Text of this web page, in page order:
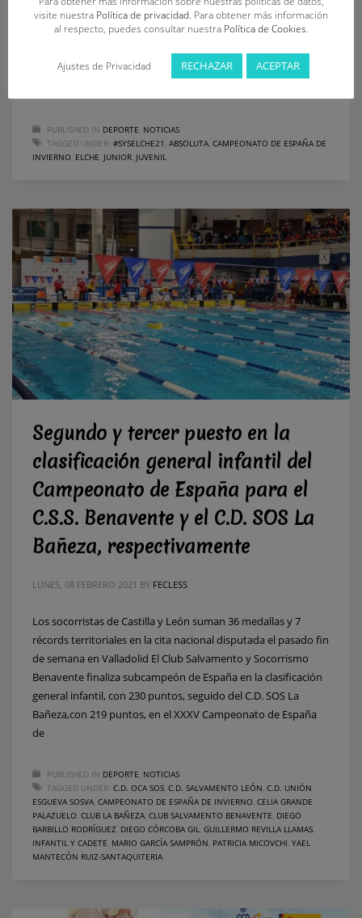
Comunidades Autónomas en la Piscina Municipal Esperanza
Lag de Elche, Alicante 45 socorristas de Castilla y León
acudirán al Campeonato de España de Invierno de
Salvamento y Socorrismo, de las categorías juvenil, junior y
PUBLISHED IN DEPORTE NOTICIAS
TAGGED UNDER: #SYSELCHE21 ABSOLUTA CAMPEONATO DE ESPAÑA DE
INVIERNO ELCHE JUNIOR JUVENIL
Segundo y tercer puesto en la
clasificación general infantil del
Campeonato de España para el
C.S.S. Benavente y el C.D. SOS La
Bañeza, respectivamente
LUNES, 08 FEBRERO 2021 BY FECLESS
Los socorristas de Castilla y León suman 36 medallas y 7
récords territoriales en la cita nacional disputada el pasado fin
de semana en Valladolid El Club Salvamento y Socorrismo
Benavente finaliza subcampeón de España en la clasificación
general infantil, con 230 puntos, seguido del C.D. SOS La
Bañeza,con 219 puntos, en el XXXV Campeonato de España
de
PUBLISHED IN DEPORTE NOTICIAS
TAGGED UNDER: C.D. OCA SOS C.D. SALVAMENTO LEÓN C.D. UNIÓN
ESGUEVA SOSVA CAMPEONATO DE ESPAÑA DE INVIERNO CELIA GRANDE
PALAZUELO CLUB LA BAÑEZA CLUB SALVAMENTO BENAVENTE DIEGO
BARBILLO RODRÍGUEZ DIEGO CÓRCOBA GIL GUILLERMO REVILLA LLAMAS
INFANTIL Y CADETE MARIO GARCÍA SAMPRÓN PATRICIA MICOVCHI YAEL
MANTECÓN RUIZ-SANTAQUITERIA
visite nuestra Política de privacidad. Para obtener más información
al respecto, puedes consultar nuestra Política de Cookies.
Ajustes de Privacidad RECHAZAR ACEPTAR